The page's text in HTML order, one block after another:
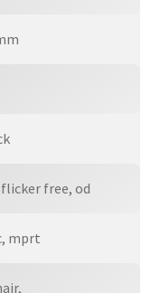
free, od
mprt